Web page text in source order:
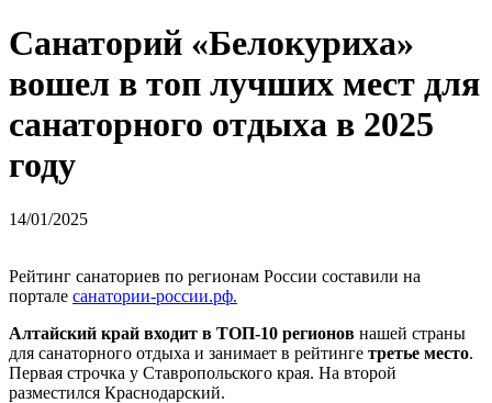
Санаторий «Белокуриха»
вошел в топ лучших мест для
санаторного отдыха в 2025
году
14/01/2025
Рейтинг санаториев по регионам России составили на
портале санатории-россии.рф.
Алтайский край входит в ТОП-10 регионов нашей страны
для санаторного отдыха и занимает в рейтинге третье место.
Первая строчка у Ставропольского края. На второй
разместился Краснодарский.